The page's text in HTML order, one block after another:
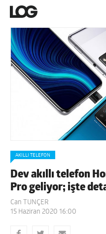
AKILLI TELEFON
Dev akıllı telefon
Pro geliyor; işte
Can TUNÇER
15 Haziran 2020 16:00